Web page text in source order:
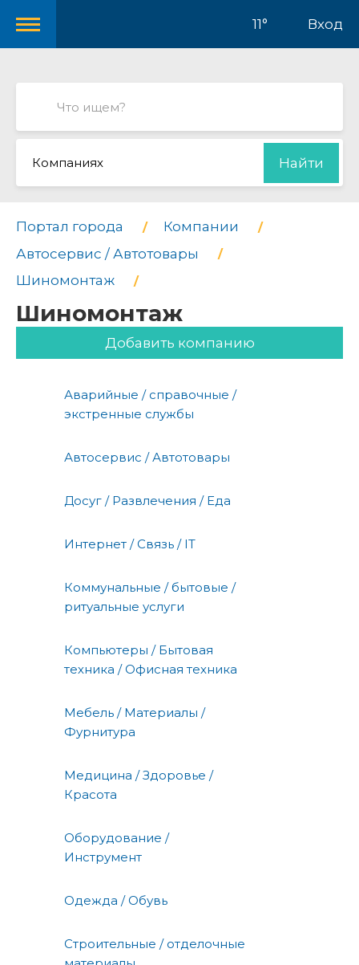
11° Вход
Компаниях Найти
Портал города
Компании
Автосервис / Автотовары
Шиномонтаж
Шиномонтаж
Добавить компанию
Аварийные / справочные /
экстренные службы
Автосервис / Автотовары
Досуг / Развлечения / Еда
Интернет / Связь / IT
Коммунальные / бытовые /
ритуальные услуги
Компьютеры / Бытовая
техника / Офисная техника
Мебель / Материалы /
Фурнитура
Медицина / Здоровье /
Красота
Оборудование /
Инструмент
Одежда / Обувь
Строительные / отделочные